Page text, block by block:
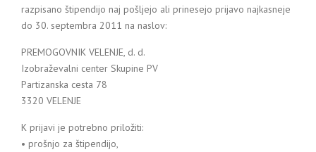
razpisano štipendijo naj pošljejo ali prinesejo prijavo najkasneje
do 30. septembra 2011 na naslov:
PREMOGOVNIK VELENJE, d. d.
Izobraževalni center Skupine PV
Partizanska cesta 78
3320 VELENJE
K prijavi je potrebno priložiti:
• prošnjo za štipendijo,